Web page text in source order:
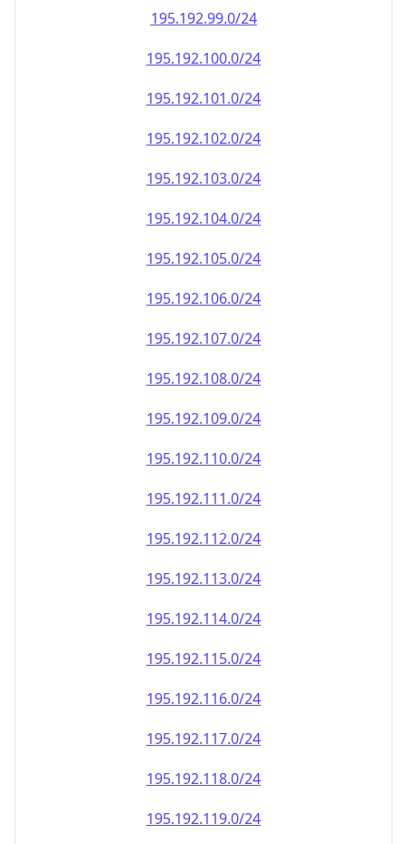
195.192.99.0/24
195.192.100.0/24
195.192.101.0/24
195.192.102.0/24
195.192.103.0/24
195.192.104.0/24
195.192.105.0/24
195.192.106.0/24
195.192.107.0/24
195.192.108.0/24
195.192.109.0/24
195.192.110.0/24
195.192.111.0/24
195.192.112.0/24
195.192.113.0/24
195.192.114.0/24
195.192.115.0/24
195.192.116.0/24
195.192.117.0/24
195.192.118.0/24
195.192.119.0/24